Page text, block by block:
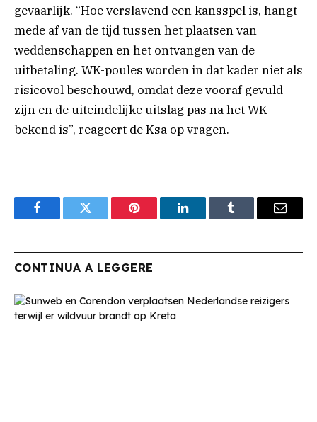
gevaarlijk. “Hoe verslavend een kansspel is, hangt
mede af van de tijd tussen het plaatsen van
weddenschappen en het ontvangen van de
uitbetaling. WK-poules worden in dat kader niet als
risicovol beschouwd, omdat deze vooraf gevuld
zijn en de uiteindelijke uitslag pas na het WK
bekend is”, reageert de Ksa op vragen.
FacebookTwitter Pinterest LinkedInTumblr Email
CONTINUA A LEGGERE